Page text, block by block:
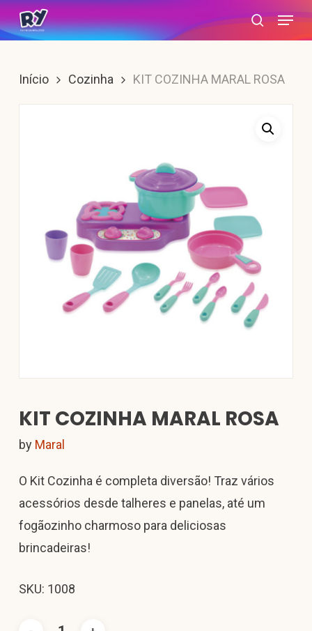
Skip
to
content
search
Menu
Início Cozinha KIT COZINHA MARAL ROSA
KIT COZINHA MARAL ROSA
by Maral
O Kit Cozinha é completa diversão! Traz vários
acessórios desde talheres e panelas, até um
fogãozinho charmoso para deliciosas
brincadeiras!
SKU: 1008